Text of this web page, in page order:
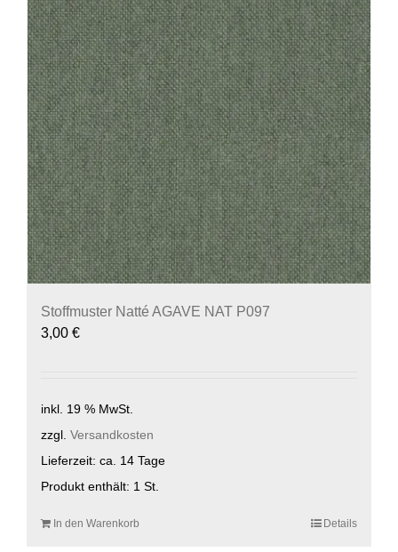
Stoffmuster Natté AGAVE NAT P097
3,00 €
inkl. 19 % MwSt.
zzgl. Versandkosten
Lieferzeit: ca. 14 Tage
Produkt enthält: 1 St.
In den Warenkorb Details